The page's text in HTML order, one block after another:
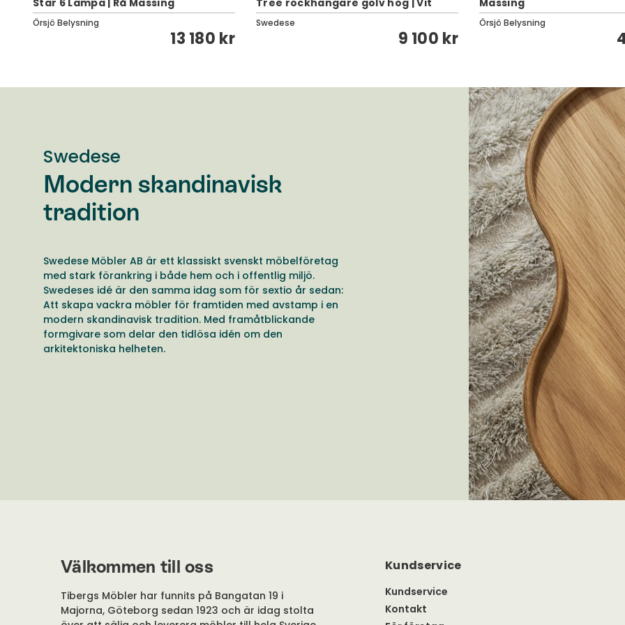
Örsjö Belysning
13 180 kr
Swedese
9 100 kr
Örsjö Belysning
Swedese
Modern skandinavisk
tradition
Swedese Möbler AB är ett klassiskt svenskt möbelföretag
med stark förankring i både hem och i offentlig miljö.
Swedeses idé är den samma idag som för sextio år sedan:
Att skapa vackra möbler för framtiden med avstamp i en
modern skandinavisk tradition. Med framåtblickande
formgivare som delar den tidlösa idén om den
arkitektoniska helheten.
Välkommen till oss
Tibergs Möbler har funnits på Bangatan 19 i
Majorna, Göteborg sedan 1923 och är idag stolta
Kundservice
Kundservice
Kontakt